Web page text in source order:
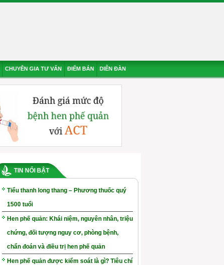
CHUYÊN GIA TƯ VẤN ĐIỂM BÁN DIỄN ĐÀN
TIN NỔI BẬT
Tiểu thanh long thang – Phương thuốc quý
1500 tuổi
Hen phế quản: Khái niệm, nguyên nhân, triệu
chứng, đối tượng nguy cơ, phòng bệnh,
chẩn đoán và điều trị hen phế quản
Hen phế quản được kiểm soát là gì? Tiêu chí